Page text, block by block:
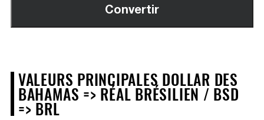
VALEURS PRINCIPALES DOLLAR DES
BAHAMAS => RÉAL BRÉSILIEN / BSD
=> BRL